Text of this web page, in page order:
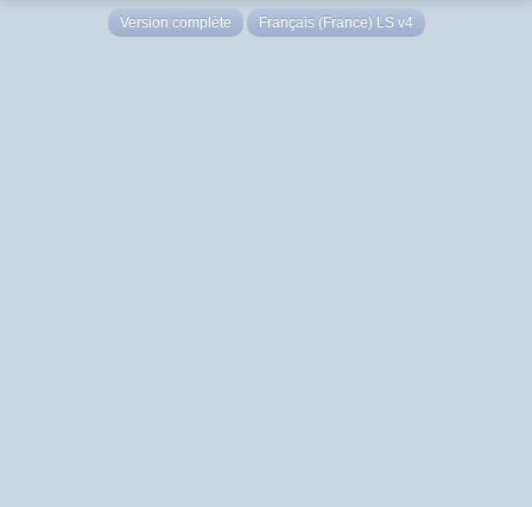
Version complète Français (France) LS v4